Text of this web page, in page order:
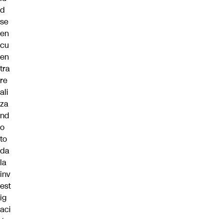
d
se
en
cu
en
tra
re
ali
za
nd
o
to
da
la
inv
est
ig
aci